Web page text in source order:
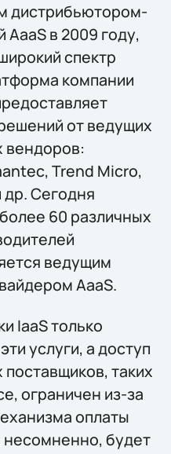
дистрибьютором-
в 2009 году,
спектр
компании
от ведущих
вендоров:
Trend Micro,
др. Сегодня
60 различных
ведущим
AaaS.
IaaS только
услуги, а доступ
таких
ограничен из-за
оплаты
несомненно, будет